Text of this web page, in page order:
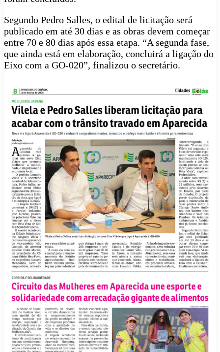
Segundo Pedro Salles, o edital de licitação será
publicado em até 30 dias e as obras devem começar
entre 70 e 80 dias após essa etapa. “A segunda fase,
que ainda está em elaboração, concluirá a ligação do
Eixo com a GO-020”, finalizou o secretário.